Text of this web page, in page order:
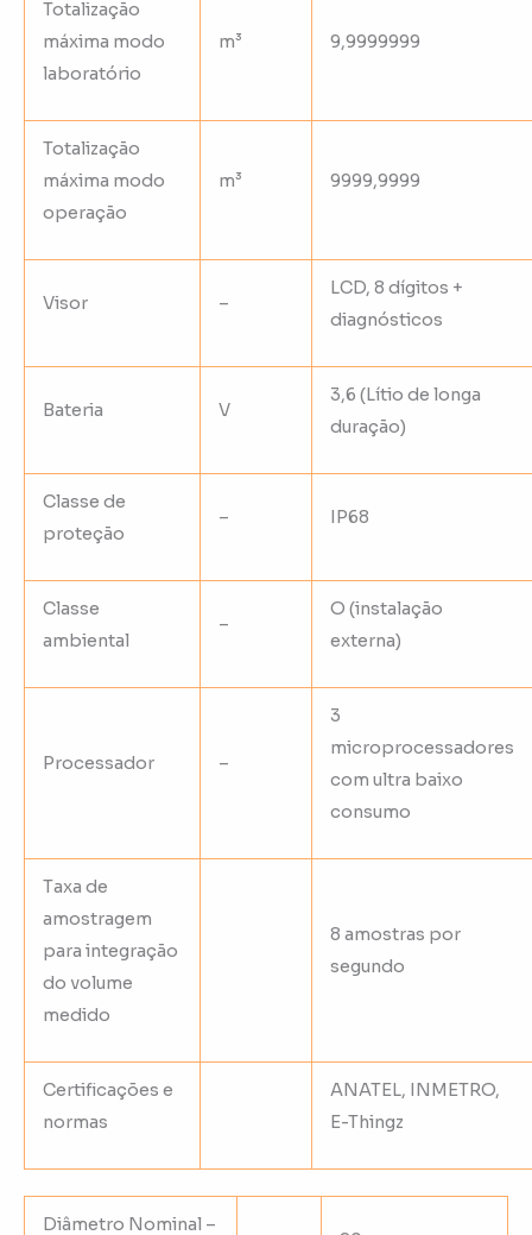
Totalização
máxima modo
laboratório
m³ 9,9999999
Totalização
máxima modo
operação
m³ 9999,9999
Visor –
LCD, 8 dígitos +
diagnósticos
Bateria V
3,6 (Lítio de longa
duração)
Classe de
proteção
– IP68
Classe
ambiental
–
O (instalação
externa)
Processador –
3
microprocessadores
com ultra baixo
consumo
Taxa de
amostragem
para integração
do volume
medido
8 amostras por
segundo
Certificações e
normas
ANATEL, INMETRO,
E-Thingz
Diâmetro Nominal –